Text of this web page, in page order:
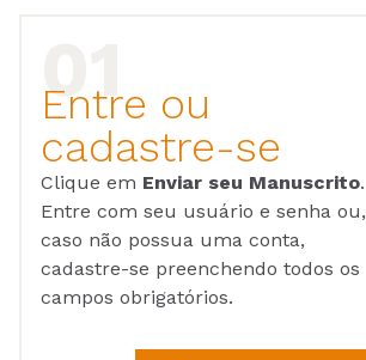
Entre ou
cadastre-se
Clique em Enviar seu Manuscrito.
Entre com seu usuário e senha ou,
caso não possua uma conta,
cadastre-se preenchendo todos os
campos obrigatórios.